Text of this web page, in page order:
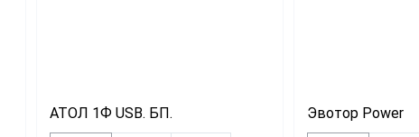
АТОЛ 1Ф USB. БП. Эвотор Power